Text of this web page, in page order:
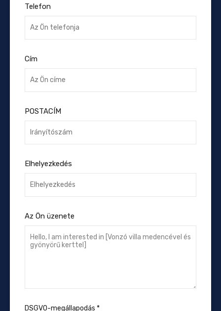
Telefon
Cím
POSTACÍM
Elhelyezkedés
Az Ön üzenete
DSGVO-megállapodás *